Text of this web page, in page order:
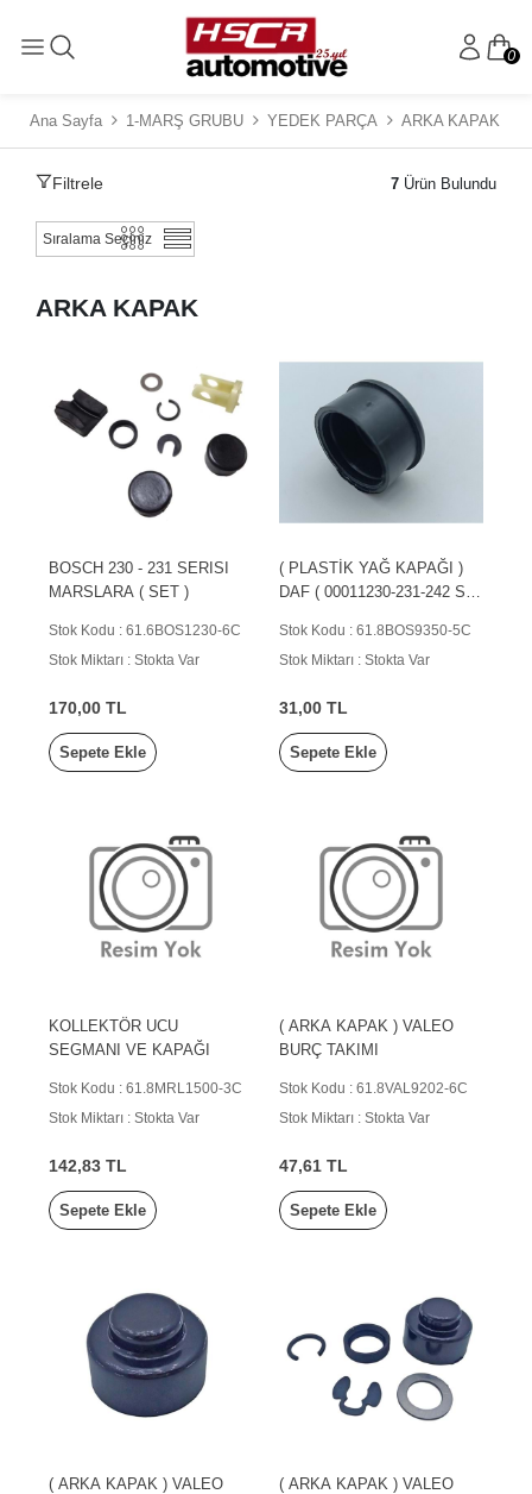
0
Ana Sayfa 1-MARŞ GRUBU YEDEK PARÇA ARKA KAPAK
Filtrele 7 Ürün Bulundu
ARKA KAPAK
BOSCH 230 - 231 SERISI
MARSLARA ( SET )
Stok Kodu : 61.6BOS1230-6C
Stok Miktarı : Stokta Var
170,00 TL
Sepete Ekle
( PLASTİK YAĞ KAPAĞI )
DAF ( 00011230-231-242 Seri
Stok Kodu : 61.8BOS9350-5C
Stok Miktarı : Stokta Var
31,00 TL
Sepete Ekle
KOLLEKTÖR UCU
SEGMANI VE KAPAĞI
Stok Kodu : 61.8MRL1500-3C
Stok Miktarı : Stokta Var
142,83 TL
Sepete Ekle
( ARKA KAPAK ) VALEO
BURÇ TAKIMI
Stok Kodu : 61.8VAL9202-6C
Stok Miktarı : Stokta Var
47,61 TL
Sepete Ekle
( ARKA KAPAK ) VALEO
( ARKA KAPAK ) VALEO